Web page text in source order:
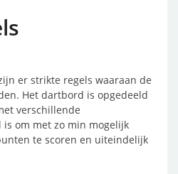
er strikte regels waaraan de
Het dartbord is opgedeeld
verschillende
om met zo min mogelijk
te scoren en uiteindelijk